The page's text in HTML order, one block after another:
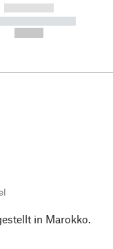
------------
-----------
in Marokko.